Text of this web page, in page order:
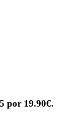
por 19.90€.